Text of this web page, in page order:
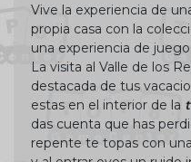
Vive la experiencia de
propia casa con la
una experiencia de
La visita al Valle de los
destacada de tus
estas en el interior de la
das cuenta que has
repente te topas con